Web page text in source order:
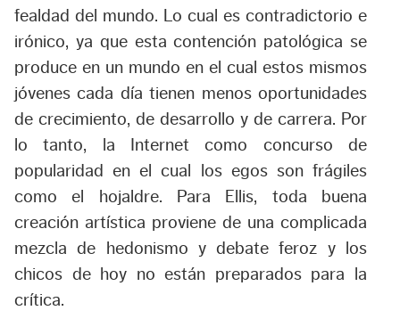
fealdad del mundo. Lo cual es contradictorio e
irónico, ya que esta contención patológica se
produce en un mundo en el cual estos mismos
jóvenes cada día tienen menos oportunidades
de crecimiento, de desarrollo y de carrera. Por
lo tanto, la Internet como concurso de
popularidad en el cual los egos son frágiles
como el hojaldre. Para Ellis, toda buena
creación artística proviene de una complicada
mezcla de hedonismo y debate feroz y los
chicos de hoy no están preparados para la
crítica.